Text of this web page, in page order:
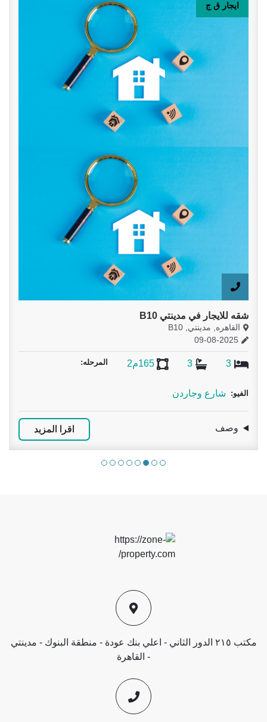
المرحله:
ايجار مفروش
شقة للايجار مفروش
القاهره, مدينتي, B10
09-08-2025
3
باركينج
وصف
مكتب ٢١٥ الدور الثاني - اعلي بنك عودة - منطقة البنوك - مدينتي
- القاهرة